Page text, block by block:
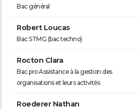
Bac général
Robert Loucas
Bac STMG (bac techno)
Rocton Clara
Bac pro Assistance à la gestion des
organisations et leurs activités
Roederer Nathan